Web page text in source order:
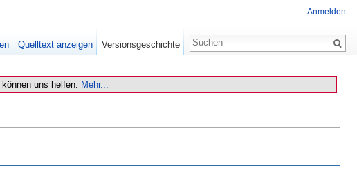
können uns helfen. Mehr...
Anmelden
Quelltext anzeigen Versionsgeschichte